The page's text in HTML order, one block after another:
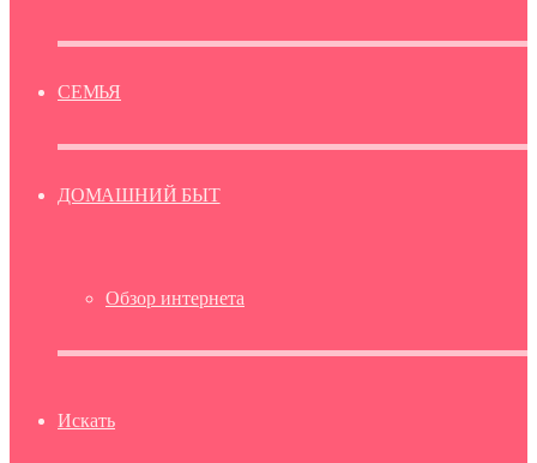
СЕМЬЯ
ДОМАШНИЙ БЫТ
Обзор интернета
Искать